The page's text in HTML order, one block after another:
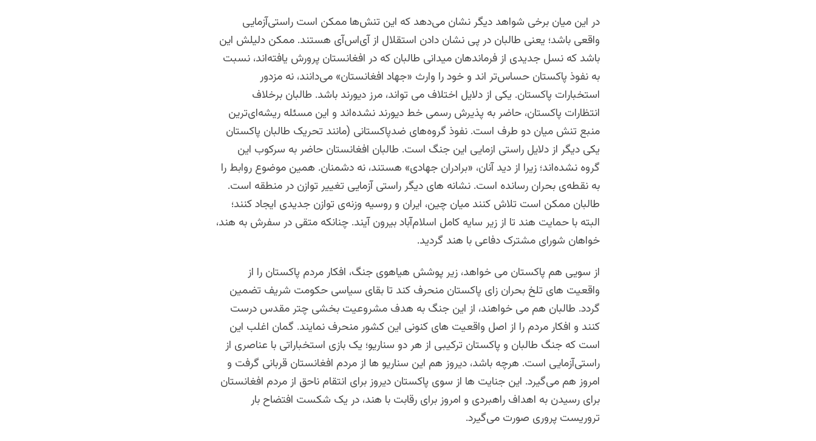
در این میان برخی شواهد دیگر نشان می‌دهد که این تنش‌ها ممکن است راستی‌آزمایی
واقعی باشد؛ یعنی طالبان در پی نشان دادن استقلال از آی‌اس‌آی هستند. ممکن دلیلش این
باشد که نسل جدیدی از فرماندهان میدانی طالبان که در افغانستان پرورش یافته‌اند، نسبت
به نفوذ پاکستان حساس‌تر اند و خود را وارث «جهاد افغانستان» می‌دانند، نه مزدور
استخبارات پاکستان. یکی از دلایل اختلاف می تواند، مرز دیورند باشد. طالبان برخلاف
انتظارات پاکستان، حاضر به پذیرش رسمی خط دیورند نشده‌اند و این مسئله ریشه‌ای‌ترین
منبع تنش میان دو طرف است. نفوذ گروه‌های ضدپاکستانی (مانند تحریک طالبان پاکستان
یکی دیگر از دلایل راستی ازمایی این جنگ است. طالبان افغانستان حاضر به سرکوب این
گروه نشده‌اند؛ زیرا از دید آنان، «برادران جهادی» هستند، نه دشمنان. همین موضوع روابط را
به نقطه‌ی بحران رسانده است. نشانه های دیگر راستی آزمایی تغییر توازن در منطقه است.
طالبان ممکن است تلاش کنند میان چین، ایران و روسیه وزنه‌ی توازن جدیدی ایجاد کنند؛
البته با حمایت هند تا از زیر سایه‌ کامل اسلام‌آباد بیرون آیند. چنانکه متقی در سفرش به هند،
خواهان شورای مشترک دفاعی با هند گردید.
از سویی هم پاکستان می خواهد، زیر پوشش هیاهوی جنگ، افکار مردم پاکستان را از
واقعیت های تلخ بحران زای پاکستان منحرف کند تا بقای سیاسی حکومت شریف تضمین
گردد. طالبان هم می خواهند، از این جنگ به هدف مشروعیت بخشی چتر مقدس درست
کنند و افکار مردم را از اصل واقعیت های کنونی این کشور منحرف نمایند. گمان اغلب این
است که جنگ طالبان و پاکستان ترکیبی از هر دو سناریو؛ یک بازی استخباراتی با عناصری از
راستی‌آزمایی است. هرچه باشد، دیروز هم این سناریو ها از مردم افغانستان قربانی گرفت و
امروز هم می‌گیرد. این جنایت ها از سوی پاکستان دیروز برای انتقام ناحق از مردم افغانستان
برای رسیدن به اهداف راهبردی و امروز برای رقابت با هند، در یک شکست افتضاح بار
تروریست پروری صورت می‌گیرد.